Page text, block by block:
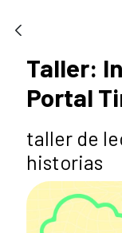
Taller:
Portal
taller de
historias